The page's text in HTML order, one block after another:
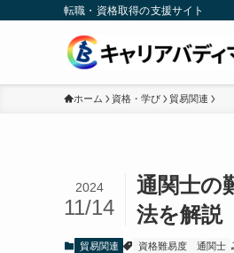
転職・資格取得の支援サイト
ホーム 資格・学び 貿易関連
通関士の
法を解説
2024
11/14
貿易関連 資格難易度 通関士